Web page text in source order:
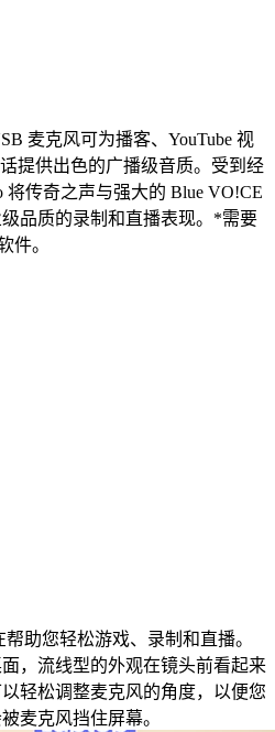
麦克风可为播客、YouTube 视
提供出色的广播级音质。受到经
将传奇之声与强大的 Blue VO!CE
品质的录制和直播表现。*需要
件。
助您轻松游戏、录制和直播。
，流线型的外观在镜头前看起来
轻松调整麦克风的角度，以便您
麦克风挡住屏幕。